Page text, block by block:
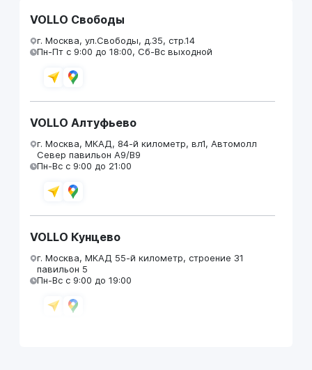
VOLLO Свободы
г. Москва, ул.Свободы, д.35, стр.14
Пн-Пт с 9:00 до 18:00, Сб-Вс выходной
VOLLO Алтуфьево
г. Москва, МКАД, 84-й километр, вл1, Автомолл
Север павильон А9/В9
Пн-Вс с 9:00 до 21:00
VOLLO Кунцево
г. Москва, МКАД 55-й километр, строение 31
павильон 5
Пн-Вс с 9:00 до 19:00